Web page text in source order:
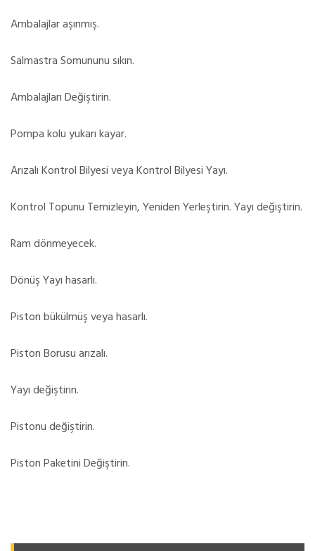
Ambalajlar aşınmış.
Salmastra Somununu sıkın.
Ambalajları Değiştirin.
Pompa kolu yukarı kayar.
Arızalı Kontrol Bilyesi veya Kontrol Bilyesi Yayı.
Kontrol Topunu Temizleyin, Yeniden Yerleştirin. Yayı değiştirin.
Ram dönmeyecek.
Dönüş Yayı hasarlı.
Piston bükülmüş veya hasarlı.
Piston Borusu arızalı.
Yayı değiştirin.
Pistonu değiştirin.
Piston Paketini Değiştirin.